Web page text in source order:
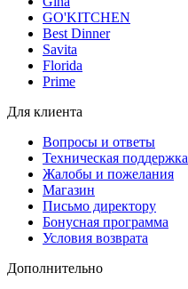
GO'KITCHEN
Best Dinner
Savita
Florida
Prime
Для клиента
Вопросы и ответы
Техническая поддержка
Жалобы и пожелания
Магазин
Письмо директору
Бонусная программа
Условия возврата
Дополнительно